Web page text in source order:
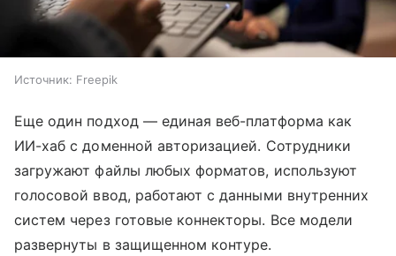
Источник: Freepik
Еще один подход — единая веб-платформа как
ИИ-хаб с доменной авторизацией. Сотрудники
загружают файлы любых форматов, используют
голосовой ввод, работают с данными внутренних
систем через готовые коннекторы. Все модели
развернуты в защищенном контуре.